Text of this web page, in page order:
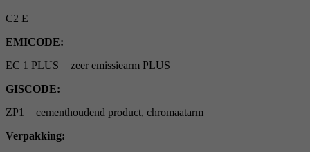
C2 E
EMICODE:
EC 1 PLUS = zeer emissiearm PLUS
GISCODE:
ZP1 = cementhoudend product, chromaatarm
Verpakking: